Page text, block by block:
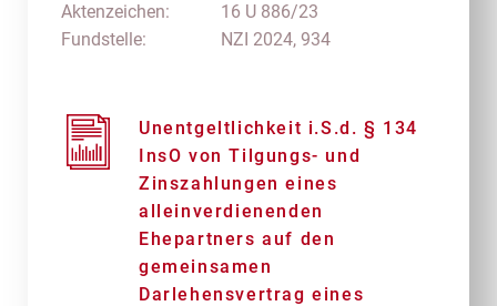
Aktenzeichen:
Fundstelle:
16 U 886/23
NZI 2024, 934
Unentgeltlichkeit i.S.d. § 134
InsO von Tilgungs- und
Zinszahlungen eines
alleinverdienenden
Ehepartners auf den
gemeinsamen
Darlehensvertrag eines